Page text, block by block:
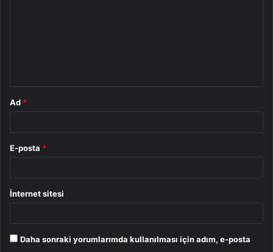
Ad *
E-posta *
İnternet sitesi
Daha sonraki yorumlarımda kullanılması için adım, e-posta